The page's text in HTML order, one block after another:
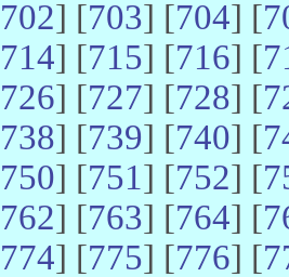
702] [703] [704] [
714] [715] [716] [
726] [727] [728] [
738] [739] [740] [
750] [751] [752] [
762] [763] [764] [
774] [775] [776] [